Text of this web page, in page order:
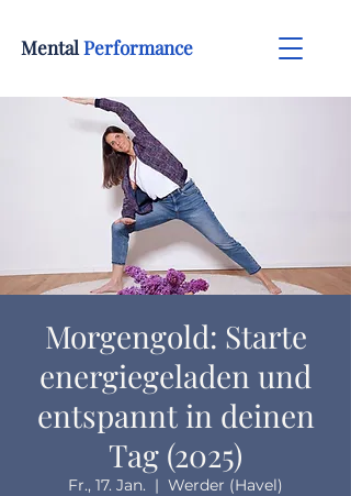
MentalPerformance
Morgengold: Starte
energiegeladen und
entspannt in deinen
Tag (2025)
Fr., 17. Jan.
  |
Werder (Havel)